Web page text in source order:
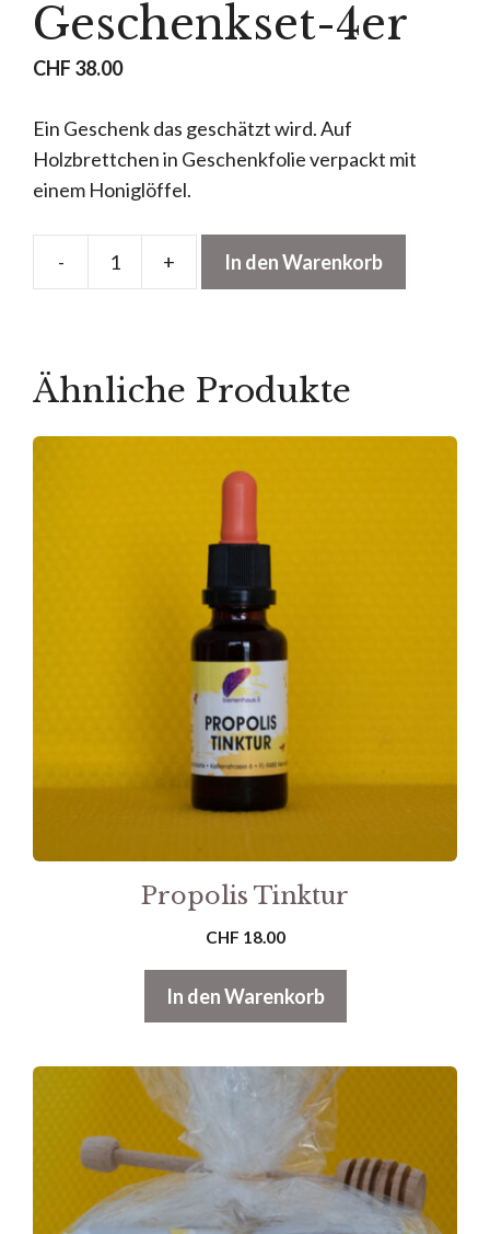
Geschenkset-4er
CHF 38.00
Ein Geschenk das geschätzt wird. Auf
Holzbrettchen in Geschenkfolie verpackt mit
einem Honiglöffel.
-
Geschenkset-
+ In den Warenkorb
Ähnliche Produkte
Propolis Tinktur
CHF 18.00
In den Warenkorb